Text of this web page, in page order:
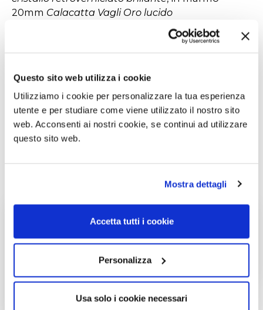
Questo sito web utilizza i cookie
Utilizziamo i cookie per personalizzare la tua esperienza
utente e per studiare come viene utilizzato il nostro sito
web. Acconsenti ai nostri cookie, se continui ad utilizzare
questo sito web.
Mostra dettagli
Accetta tutti i cookie
Personalizza
Usa solo i cookie necessari
20mm Calacatta Vagli Oro lucido
naturale, Ceppo di Gré® spazzolato, Arabescato
Orobico Rosso satinato, Bianco Carrara Gioia
Gallery